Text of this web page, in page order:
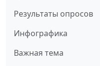
Результаты опросов
Инфографика
Важная тема